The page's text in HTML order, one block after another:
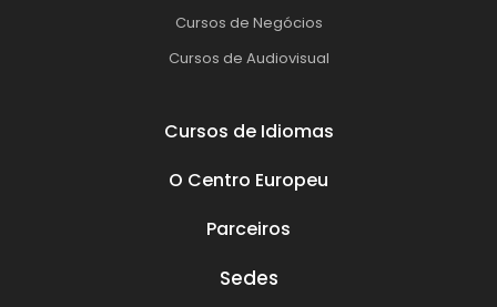
Cursos de Negócios
Cursos de Audiovisual
Cursos de Idiomas
O Centro Europeu
Parceiros
Sedes